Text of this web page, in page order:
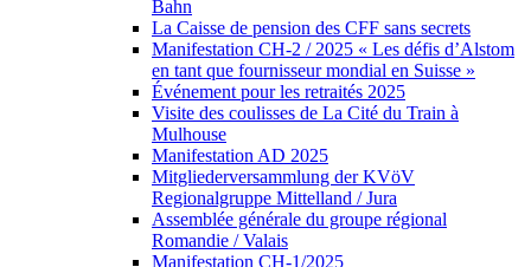
Bahn
La Caisse de pension des CFF sans secrets
Manifestation CH-2 / 2025 « Les défis d’Alstom
en tant que fournisseur mondial en Suisse »
Événement pour les retraités 2025
Visite des coulisses de La Cité du Train à
Mulhouse
Manifestation AD 2025
Mitgliederversammlung der KVöV
Regionalgruppe Mittelland / Jura
Assemblée générale du groupe régional
Romandie / Valais
Manifestation CH-1/2025